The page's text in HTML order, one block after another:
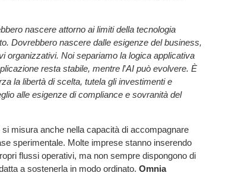
nascere attorno ai limiti della tecnologia
Dovrebbero nascere dalle esigenze del business,
organizzativi. Noi separiamo la logica applicativa
resta stabile, mentre l’AI può evolvere. È
la libertà di scelta, tutela gli investimenti e
alle esigenze di compliance e sovranità del
misura anche nella capacità di accompagnare
sperimentale. Molte imprese stanno inserendo
flussi operativi, ma non sempre dispongono di
a sostenerla in modo ordinato. Omnia